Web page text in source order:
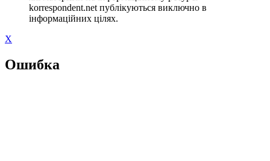
korrespondent.net публікуються виключно в
інформаційних цілях.
X
Ошибка